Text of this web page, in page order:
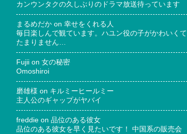
カンウンタクの久しぶりのドラマ放送待っています
まるめだか on 幸せをくれる人
毎日楽しんで観ています。ハユン役の子がかわいくて
たまりません…
Fujii on 女の秘密
Omoshiroi
磨雄様 on キルミーヒールミー
主人公のギャップがヤバイ
freddie on 品位のある彼女
品位のある彼女を早く見たいです！ 中国系の販売会